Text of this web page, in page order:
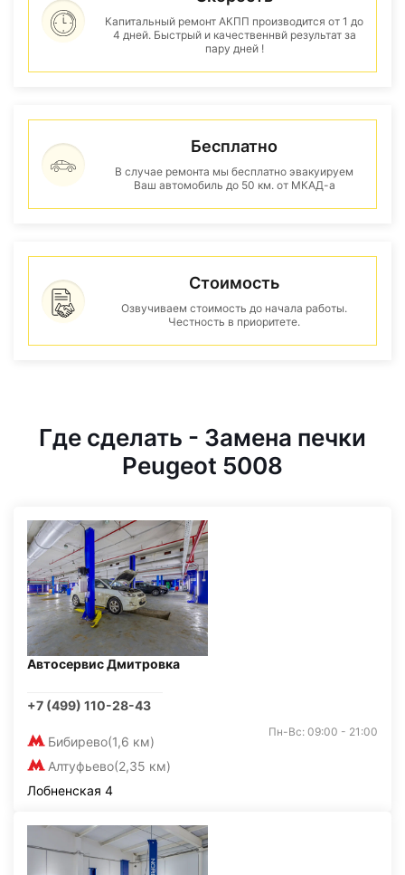
Капитальный ремонт АКПП производится от 1 до
4 дней. Быстрый и качественнвй результат за
пару дней !
Бесплатно
В случае ремонта мы бесплатно эвакуируем
Ваш автомобиль до 50 км. от МКАД-а
Стоимость
Озвучиваем стоимость до начала работы.
Честность в приоритете.
Где сделать - Замена печки
Peugeot 5008
Автосервис Дмитровка
+7 (499) 110-28-43
Бибирево(1,6 км)
Алтуфьево(2,35 км)
Пн-Вс: 09:00 - 21:00
Лобненская 4